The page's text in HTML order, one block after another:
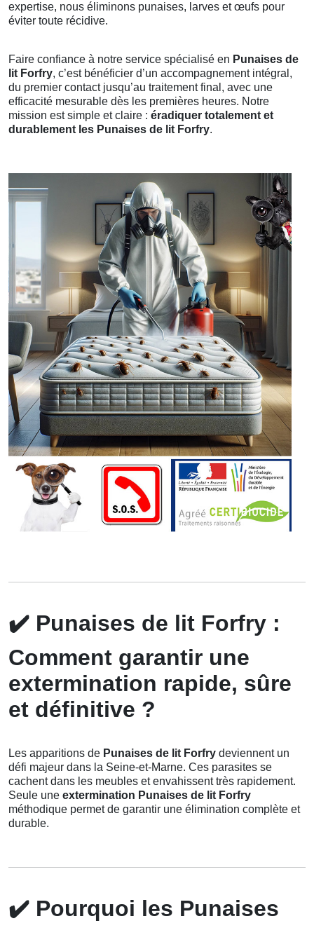
expertise, nous éliminons punaises, larves et œufs pour
éviter toute récidive.
Faire confiance à notre service spécialisé en Punaises de
lit Forfry, c’est bénéficier d’un accompagnement intégral,
du premier contact jusqu’au traitement final, avec une
efficacité mesurable dès les premières heures. Notre
mission est simple et claire : éradiquer totalement et
durablement les Punaises de lit Forfry.
✔️ Punaises de lit Forfry :
Comment garantir une
extermination rapide, sûre
et définitive ?
Les apparitions de Punaises de lit Forfry deviennent un
défi majeur dans la Seine-et-Marne. Ces parasites se
cachent dans les meubles et envahissent très rapidement.
Seule une extermination Punaises de lit Forfry
méthodique permet de garantir une élimination complète et
durable.
✔️ Pourquoi les Punaises